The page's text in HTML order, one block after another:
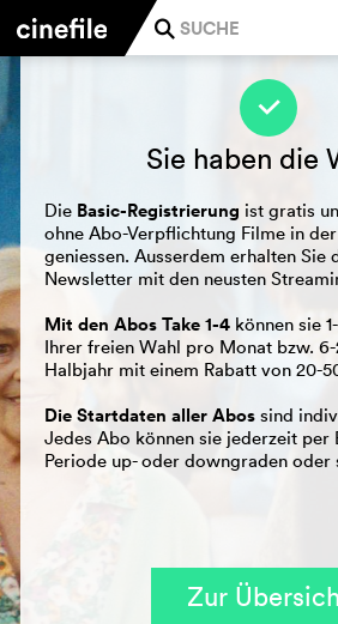
j
f
Sie haben die
Die Basic-Registrierung ist gratis
ohne Abo-Verpflichtung Filme in
geniessen. Ausserdem erhalten Sie
Newsletter mit den neusten
Mit den Abos Take 1-4 können sie
Ihrer freien Wahl pro Monat bzw.
Halbjahr mit einem Rabatt von 20-
Die Startdaten aller Abos sind
Jedes Abo können sie jederzeit per
Periode up- oder downgraden oder
Zur